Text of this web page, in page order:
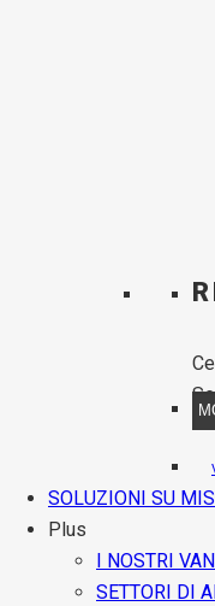
SOLUZIONI SU
Plus
I NOSTRI
SETTORI DI